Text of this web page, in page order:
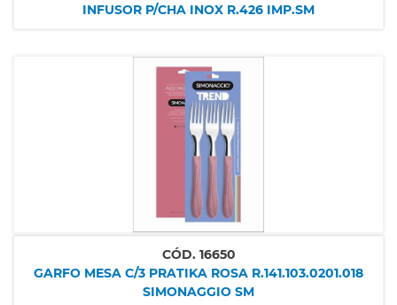
INFUSOR P/CHA INOX R.426 IMP.SM
CÓD. 16650
GARFO MESA C/3 PRATIKA ROSA R.141.103.0201.018
SIMONAGGIO SM